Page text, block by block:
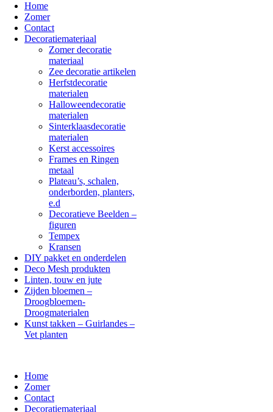
Home
Zomer
Contact
Decoratiemateriaal
Zomer decoratie
materiaal
Zee decoratie artikelen
Herfstdecoratie
materialen
Halloweendecoratie
materialen
Sinterklaasdecoratie
materialen
Kerst accessoires
Frames en Ringen
metaal
Plateau’s, schalen,
onderborden, planters,
e.d
Decoratieve Beelden –
figuren
Tempex
Kransen
DIY pakket en onderdelen
Deco Mesh produkten
Linten, touw en jute
Zijden bloemen –
Droogbloemen-
Droogmaterialen
Kunst takken – Guirlandes –
Vet planten
Home
Zomer
Contact
Decoratiemateriaal